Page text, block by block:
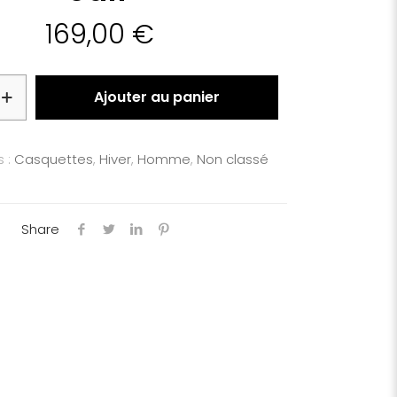
169,00 €
Ajouter au panier
: Casquettes, Hiver, Homme, Non classé
Share